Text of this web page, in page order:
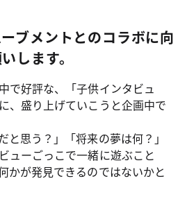
ブメントとのコラボに向
します。
で好評な、「子供インタビュ
、盛り上げていこうと企画中で
と思う？」「将来の夢は何？」
ューごっこで一緒に遊ぶこと
かが発見できるのではないかと